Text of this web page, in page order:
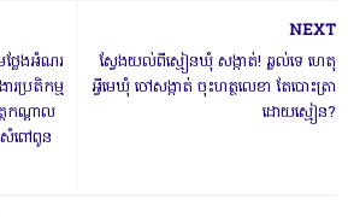
NEXT
ស្វែងយល់ពីស្មៀនឃុំ សង្កាត់! ឆ្ងល់ទេ ហេតុ
អ្វីមេឃុំ ចៅសង្កាត់ ចុះហត្ថលេខា តែបោះត្រា
ដោយស្មៀន?
លែងអំណរ
រប្រតិកម្ម
តកណ្តាល
សំពៅពូន